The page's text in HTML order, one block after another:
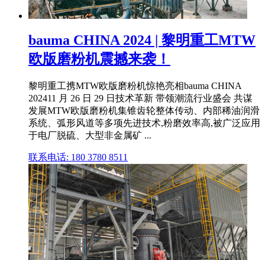
bauma CHINA 2024 | 黎明重工MTW
欧版磨粉机震撼来袭！
黎明重工携MTW欧版磨粉机惊艳亮相bauma CHINA
202411 月 26 日 29 日技术革新 带领潮流行业盛会 共谋
发展MTW欧版磨粉机集锥齿轮整体传动、内部稀油润滑
系统、弧形风道等多项先进技术,粉磨效率高,被广泛应用
于电厂脱硫、大型非金属矿 ...
联系电话: 180 3780 8511